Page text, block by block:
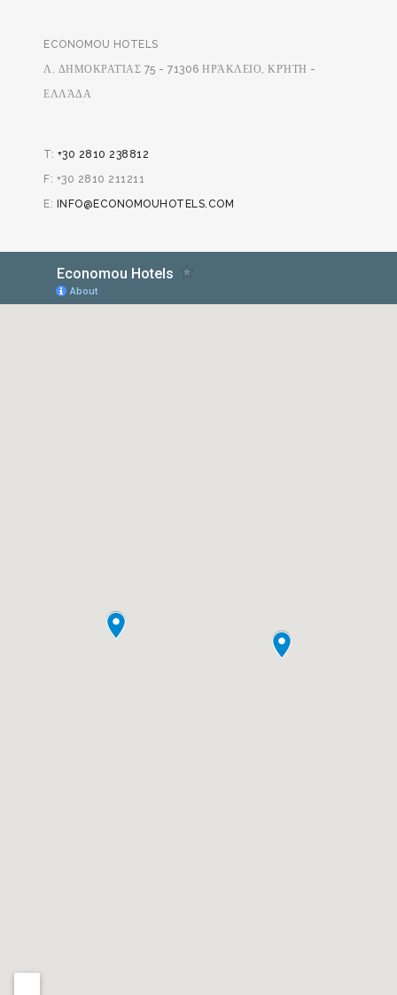
ECONOMOU HOTELS
Λ. ΔΗΜΟΚΡΑΤΊΑΣ 75 - 71306 ΗΡΆΚΛΕΙΟ, ΚΡΉΤΗ -
ΕΛΛΆΔΑ
T: +30 2810 238812
F: +30 2810 211211
E:
INFO@ECONOMOUHOTELS.COM